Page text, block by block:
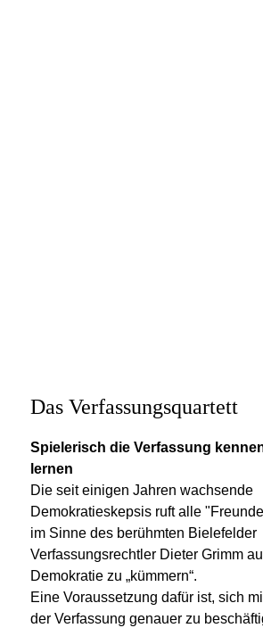
Das Verfassungsquartett
Spielerisch die Verfassung
lernen
Die seit einigen Jahren wachsende
Demokratieskepsis ruft alle
im Sinne des berühmten Bielefelder
Verfassungsrechtler Dieter Grimm
Demokratie zu „kümmern“.
Eine Voraussetzung dafür ist, sich
der Verfassung genauer zu